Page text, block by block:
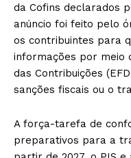
da Cofins declarados
anúncio foi feito pelo
os contribuintes para
informações por meio
das Contribuições
sanções fiscais ou o
A força-tarefa de
preparativos para a